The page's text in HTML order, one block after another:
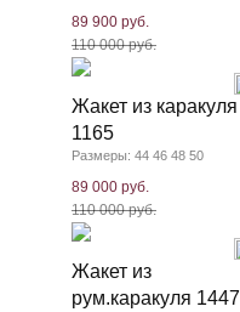
89 900 руб.
110 000 руб.
Жакет из каракуля
1165
Размеры: 44 46 48 50
89 000 руб.
110 000 руб.
Жакет из
рум.каракуля 1447